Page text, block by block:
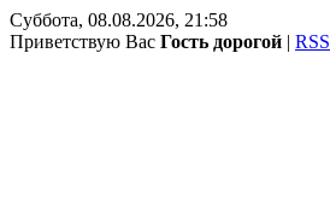
Суббота, 08.08.2026, 21:58
Приветствую Вас Гость дорогой | RSS